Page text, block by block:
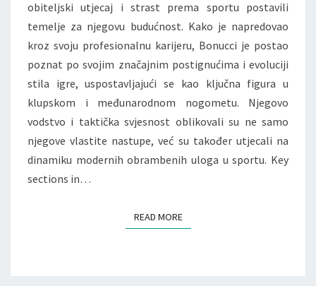
obiteljski utjecaj i strast prema sportu postavili
temelje za njegovu budućnost. Kako je napredovao
kroz svoju profesionalnu karijeru, Bonucci je postao
poznat po svojim značajnim postignućima i evoluciji
stila igre, uspostavljajući se kao ključna figura u
klupskom i međunarodnom nogometu. Njegovo
vodstvo i taktička svjesnost oblikovali su ne samo
njegove vlastite nastupe, već su također utjecali na
dinamiku modernih obrambenih uloga u sportu. Key
sections in…
READ MOREREAD MORE